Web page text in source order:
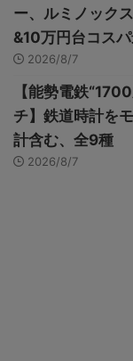
ー、ルミノック
&10万円台コス
2026/8/7
【能勢電鉄
チ】鉄道時計を
計含む、全9種
2026/8/7